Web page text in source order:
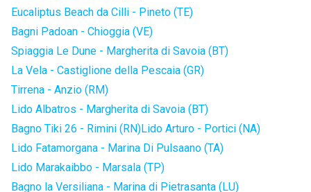
Eucaliptus Beach da Cilli - Pineto (TE)
Bagni Padoan - Chioggia (VE)
Spiaggia Le Dune - Margherita di Savoia (BT)
La Vela - Castiglione della Pescaia (GR)
Tirrena - Anzio (RM)
Lido Albatros - Margherita di Savoia (BT)
Bagno Tiki 26 - Rimini (RN)Lido Arturo - Portici (NA)
Lido Fatamorgana - Marina Di Pulsaano (TA)
Lido Marakaibbo - Marsala (TP)
Bagno la Versiliana - Marina di Pietrasanta (LU)